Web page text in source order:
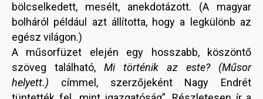
bölcselkedett, mesélt, anekdotázott. (A magyar
bolháról például azt állította, hogy a legkülönb az
egész világon.)
A műsorfüzet elején egy hosszabb, köszöntő
szöveg található, Mi történik az este? (Műsor
helyett.) címmel, szerzőjeként Nagy Endrét